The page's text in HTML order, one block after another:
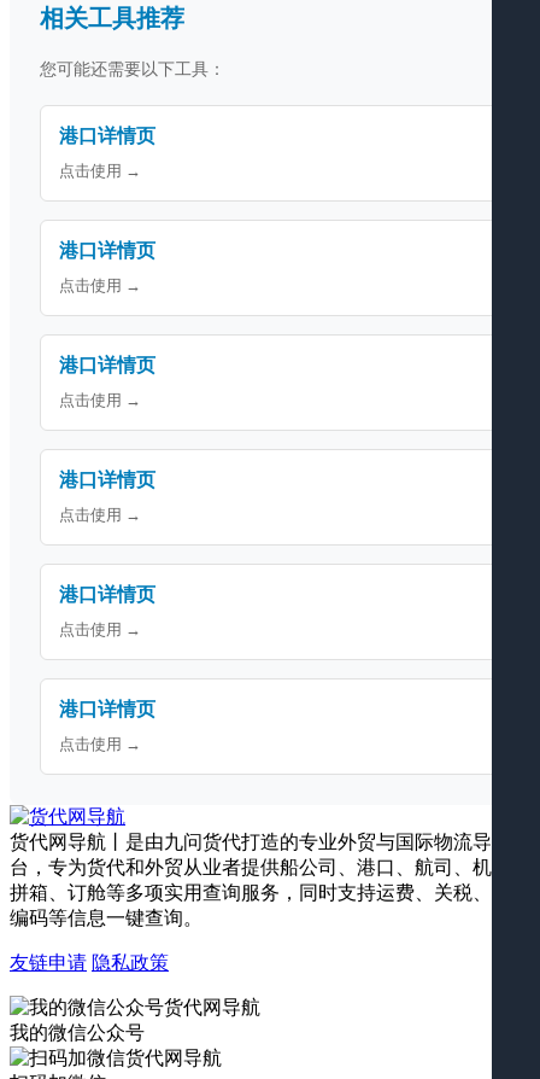
相关工具推荐
您可能还需要以下工具：
港口详情页
点击使用 →
港口详情页
点击使用 →
港口详情页
点击使用 →
港口详情页
点击使用 →
港口详情页
点击使用 →
港口详情页
点击使用 →
货代网导航丨是由九问货代打造的专业外贸与国际物流导航平
台，专为货代和外贸从业者提供船公司、港口、航司、机场、
拼箱、订舱等多项实用查询服务，同时支持运费、关税、海关
编码等信息一键查询。
友链申请 隐私政策
我的微信公众号